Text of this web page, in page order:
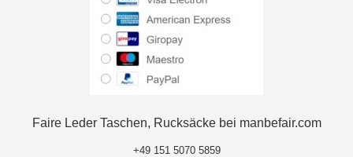
Faire Leder Taschen, Rucksäcke bei manbefair.com
+49 151 5070 5859